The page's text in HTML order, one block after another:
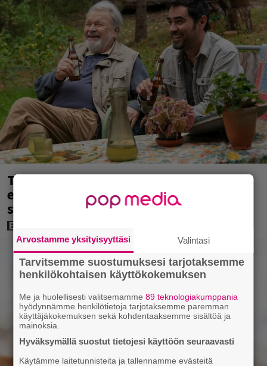
Tänään tv:ssä: Koskettava kotimainen
elokuva vuodelta 2020 – ”Tehty isolla
sydämellä”
Arvostamme yksityisyyttäsi Valintasi
Tarvitsemme suostumuksesi tarjotaksemme
henkilökohtaisen käyttökokemuksen
Me ja huolellisesti valitsemamme89 teknologiakumppania
hyödynnämme henkilötietoja tarjotaksemme paremman
käyttäjäkokemuksen sekä kohdentaaksemme sisältöä ja
mainoksia.
Hyväksymällä suostut tietojesi käyttöön seuraavasti
Käytämme laitetunnisteita ja tallennamme evästeitä